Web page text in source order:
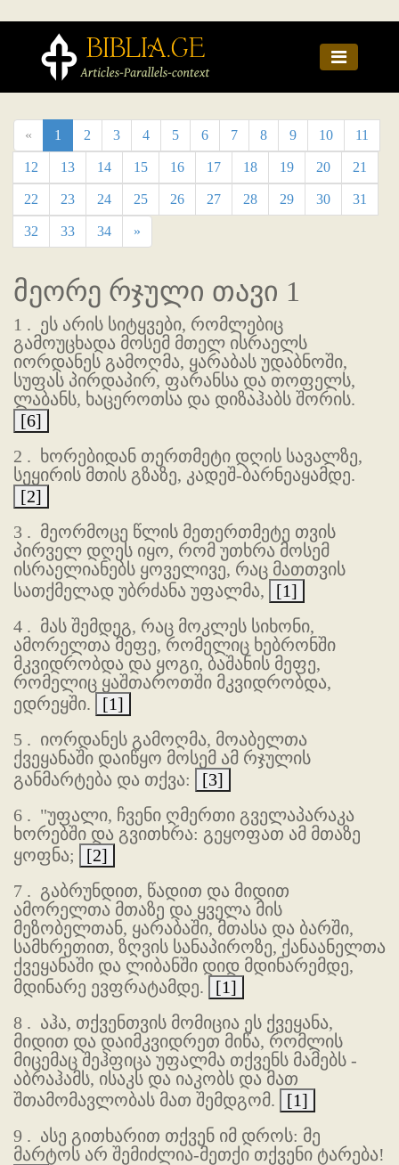
« 1 2 3 4 5 6 7 8 9 10 11
12 13 14 15 16 17 18 19 20 21
22 23 24 25 26 27 28 29 30 31
32 33 34 »
მეორე რჯული თავი 1
1 . ეს არის სიტყვები, რომლებიც
გამოუცხადა მოსემ მთელ ისრაელს
იორდანეს გამოღმა, ყარაბას უდაბნოში,
სუფას პირდაპირ, ფარანსა და თოფელს,
ლაბანს, ხაცეროთსა და დიზაჰაბს შორის.
[6]
2 . ხორებიდან თერთმეტი დღის სავალზე,
სეყირის მთის გზაზე, კადეშ-ბარნეაყამდე.
[2]
3 . მეორმოცე წლის მეთერთმეტე თვის
პირველ დღეს იყო, რომ უთხრა მოსემ
ისრაელიანებს ყოველივე, რაც მათთვის
სათქმელად უბრძანა უფალმა,
[1]
4 . მას შემდეგ, რაც მოკლეს სიხონი,
ამორელთა მეფე, რომელიც ხებრონში
მკვიდრობდა და ყოგი, ბაშანის მეფე,
რომელიც ყაშთაროთში მკვიდრობდა,
ედრეყში.
[1]
5 . იორდანეს გამოღმა, მოაბელთა
ქვეყანაში დაიწყო მოსემ ამ რჯულის
განმარტება და თქვა:
[3]
6 . "უფალი, ჩვენი ღმერთი გველაპარაკა
ხორებში და გვითხრა: გეყოფათ ამ მთაზე
ყოფნა;
[2]
7 . გაბრუნდით, წადით და მიდით
ამორელთა მთაზე და ყველა მის
მეზობელთან, ყარაბაში, მთასა და ბარში,
სამხრეთით, ზღვის სანაპიროზე, ქანაანელთა
ქვეყანაში და ლიბანში დიდ მდინარემდე,
მდინარე ევფრატამდე.
[1]
8 . აჰა, თქვენთვის მომიცია ეს ქვეყანა,
მიდით და დაიმკვიდრეთ მიწა, რომლის
მიცემაც შეჰფიცა უფალმა თქვენს მამებს -
აბრაჰამს, ისაკს და იაკობს და მათ
შთამომავლობას მათ შემდგომ.
[1]
9 . ასე გითხარით თქვენ იმ დროს: მე
მარტოს არ შემიძლია-მეთქი თქვენი ტარება!